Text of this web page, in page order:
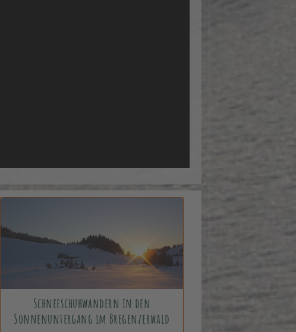
Schneeschuhwandern in den
Sonnenuntergang im Bregenzerwald